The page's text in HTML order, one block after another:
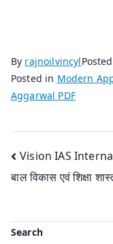
By rajnoilvincyl
Posted in Modern
Aggarwal PDF
Post
Vision IAS
बाल विकास एवं शिक्षा
Search